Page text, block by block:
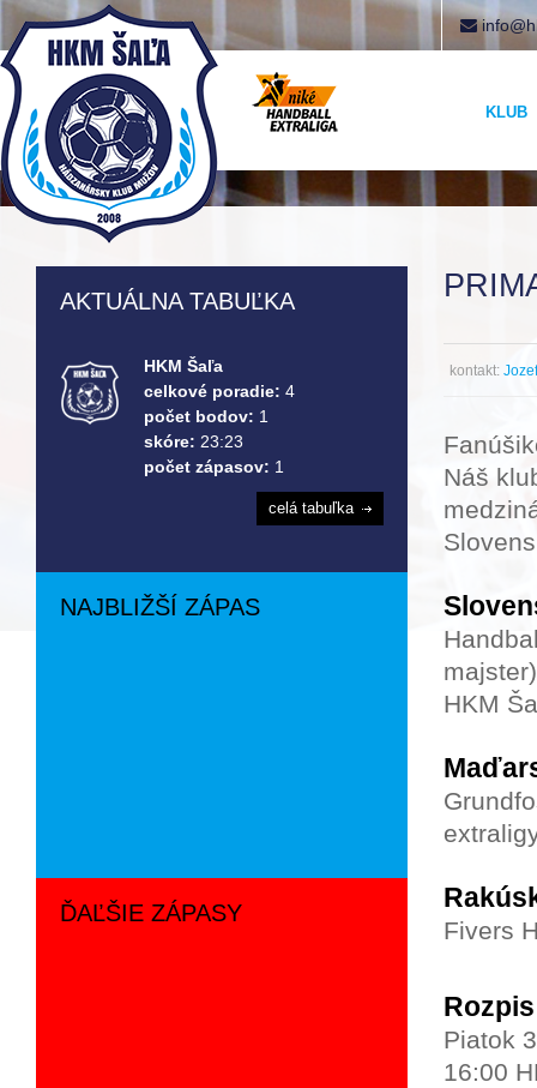
KLUB
kontakt:
Náš
majster)
HKM
Fivers
Piatok
16:00
AKTUÁLNA TABUĽKA
HKM Šaľa
celkové poradie: 4
počet bodov: 1
skóre: 23:23
počet zápasov: 1
celá tabuľka
NAJBLIŽŠÍ ZÁPAS
ĎAĽŠIE ZÁPASY